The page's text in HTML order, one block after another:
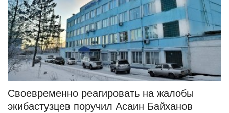
Своевременно реагировать на жалобы
экибастузцев поручил Асаин Байханов